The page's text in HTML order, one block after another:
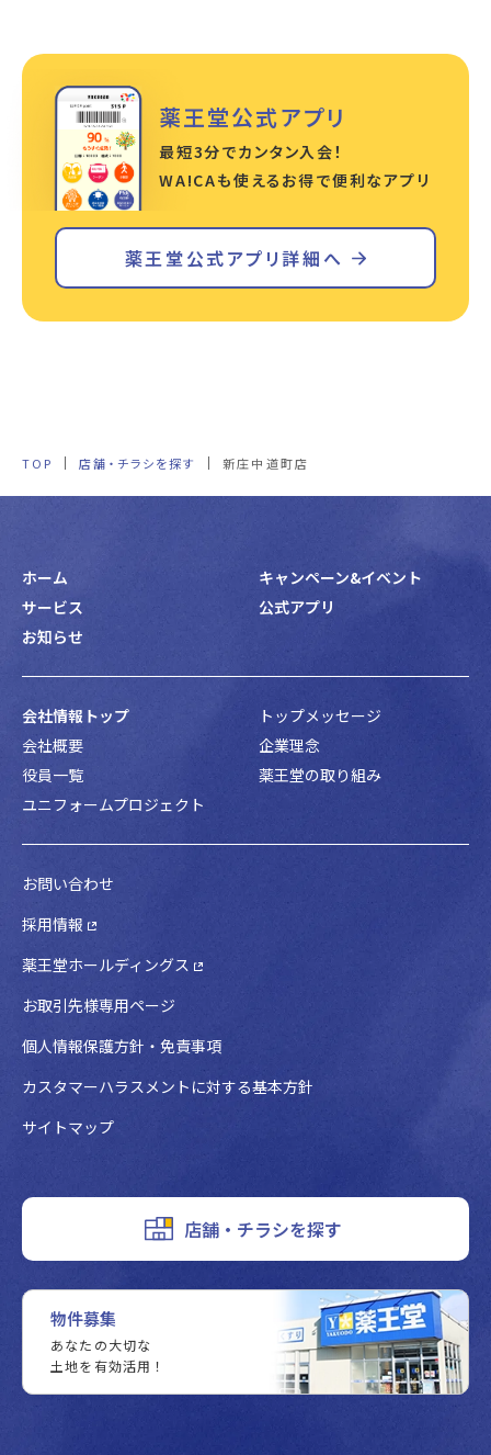
薬王堂公式アプリ
最短3分でカンタン入会！
WA!CAも使えるお得で便利なアプリ
薬王堂公式アプリ詳細へ
TOP 店舗・チラシを探す 新庄中道町店
ホーム
キャンペーン&イベント
サービス
公式アプリ
お知らせ
会社情報トップ
トップメッセージ
会社概要
企業理念
役員一覧
薬王堂の取り組み
ユニフォームプロジェクト
お問い合わせ
採用情報
薬王堂ホールディングス
お取引先様専用ページ
個人情報保護方針・免責事項
カスタマーハラスメントに対する基本方針
サイトマップ
店舗・チラシを探す
物件募集
あなたの大切な
土地を有効活用！